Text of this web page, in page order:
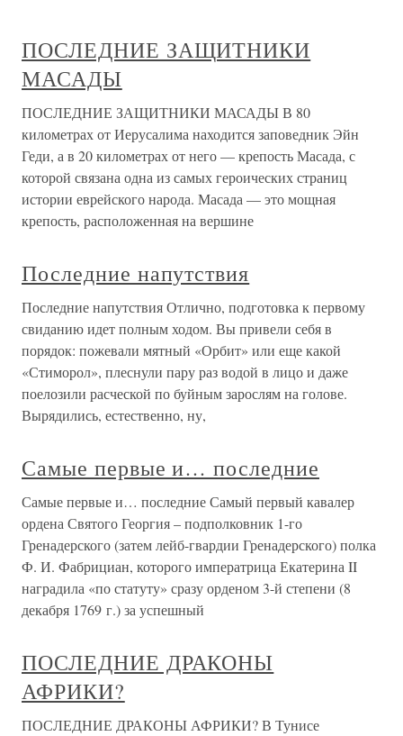
ПОСЛЕДНИЕ ЗАЩИТНИКИ
МАСАДЫ
ПОСЛЕДНИЕ ЗАЩИТНИКИ МАСАДЫ В 80
километрах от Иерусалима находится заповедник Эйн
Геди, а в 20 километрах от него — крепость Масада, с
которой связана одна из самых героических страниц
истории еврейского народа. Масада — это мощная
крепость, расположенная на вершине
Последние напутствия
Последние напутствия Отлично, подготовка к первому
свиданию идет полным ходом. Вы привели себя в
порядок: пожевали мятный «Орбит» или еще какой
«Стиморол», плеснули пару раз водой в лицо и даже
поелозили расческой по буйным зарослям на голове.
Вырядились, естественно, ну,
Самые первые и… последние
Самые первые и… последние Самый первый кавалер
ордена Святого Георгия – подполковник 1-го
Гренадерского (затем лейб-гвардии Гренадерского) полка
Ф. И. Фабрициан, которого императрица Екатерина II
наградила «по статуту» сразу орденом 3-й степени (8
декабря 1769 г.) за успешный
ПОСЛЕДНИЕ ДРАКОНЫ
АФРИКИ?
ПОСЛЕДНИЕ ДРАКОНЫ АФРИКИ? В Тунисе